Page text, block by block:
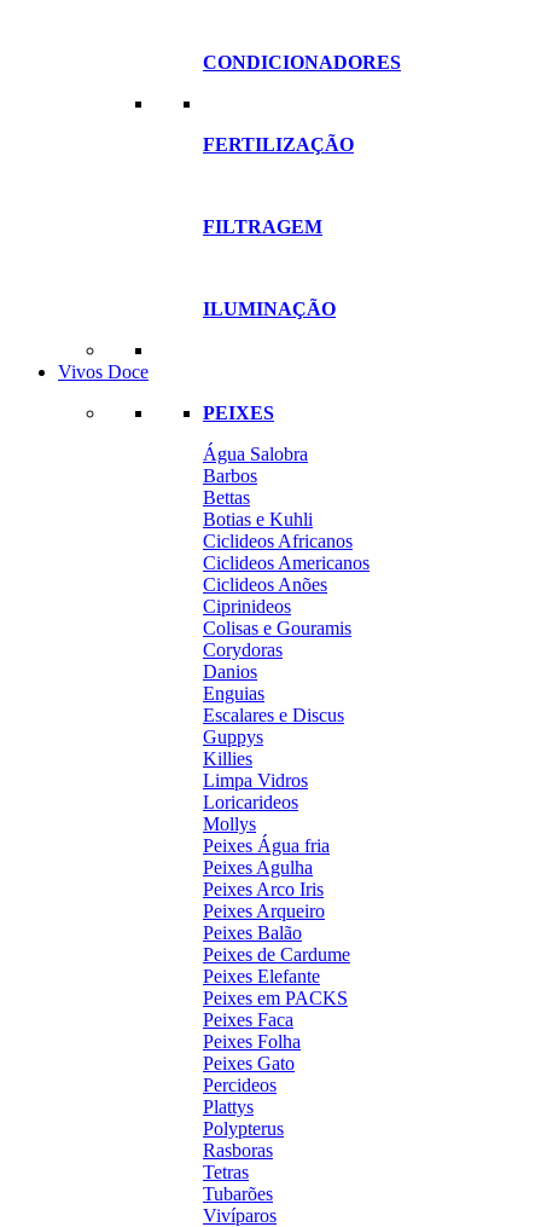
CONDICIONADORES
FERTILIZAÇÃO
FILTRAGEM
ILUMINAÇÃO
Vivos Doce
PEIXES
Água Salobra
Barbos
Bettas
Botias e Kuhli
Ciclideos Africanos
Ciclideos Americanos
Ciclideos Anões
Ciprinideos
Colisas e Gouramis
Corydoras
Danios
Enguias
Escalares e Discus
Guppys
Killies
Limpa Vidros
Loricarideos
Mollys
Peixes Água fria
Peixes Agulha
Peixes Arco Iris
Peixes Arqueiro
Peixes Balão
Peixes de Cardume
Peixes Elefante
Peixes em PACKS
Peixes Faca
Peixes Folha
Peixes Gato
Percideos
Plattys
Polypterus
Rasboras
Tetras
Tubarões
Vivíparos